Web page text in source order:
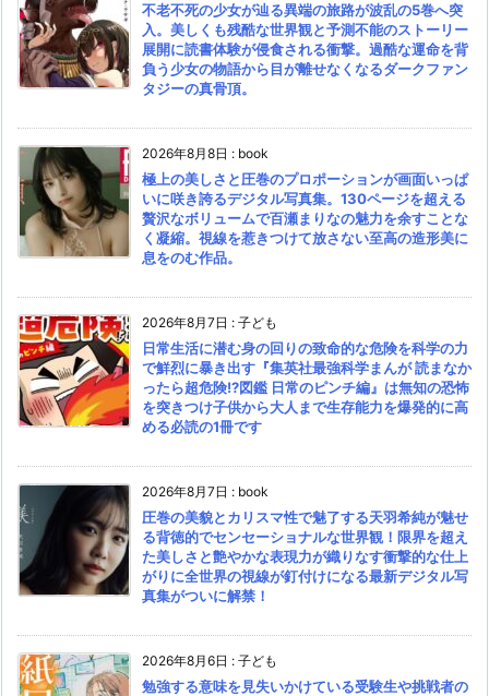
不老不死の少女が辿る異端の旅路が波乱の5巻へ突
入。美しくも残酷な世界観と予測不能のストーリー
展開に読書体験が侵食される衝撃。過酷な運命を背
負う少女の物語から目が離せなくなるダークファン
タジーの真骨頂。
2026年8月8日 : book
極上の美しさと圧巻のプロポーションが画面いっぱ
いに咲き誇るデジタル写真集。130ページを超える
贅沢なボリュームで百瀬まりなの魅力を余すことな
く凝縮。視線を惹きつけて放さない至高の造形美に
息をのむ作品。
2026年8月7日 : 子ども
日常生活に潜む身の回りの致命的な危険を科学の力
で鮮烈に暴き出す『集英社最強科学まんが 読まなか
ったら超危険!?図鑑 日常のピンチ編』は無知の恐怖
を突きつけ子供から大人まで生存能力を爆発的に高
める必読の1冊です
2026年8月7日 : book
圧巻の美貌とカリスマ性で魅了する天羽希純が魅せ
る背徳的でセンセーショナルな世界観！限界を超え
た美しさと艶やかな表現力が織りなす衝撃的な仕上
がりに全世界の視線が釘付けになる最新デジタル写
真集がついに解禁！
2026年8月6日 : 子ども
勉強する意味を見失いかけている受験生や挑戦者の